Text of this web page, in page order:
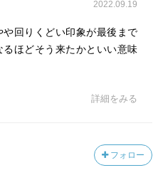
土師孝也
2022.09.19
回りくどい印象が最後まで
ほどそう来たかといい意味
詳細をみる
フォロー